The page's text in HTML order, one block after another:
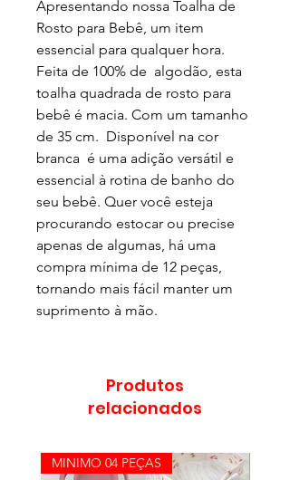
Apresentando nossa Toalha de
Rosto para Bebê, um item
essencial para qualquer hora.
Feita de 100% de algodão, esta
toalha quadrada de rosto para
bebê é macia. Com um tamanho
de 35 cm. Disponível na cor
branca é uma adição versátil e
essencial à rotina de banho do
seu bebê. Quer você esteja
procurando estocar ou precise
apenas de algumas, há uma
compra mínima de 12 peças,
tornando mais fácil manter um
suprimento à mão.
Produtos
relacionados
MINIMO 04 PEÇAS